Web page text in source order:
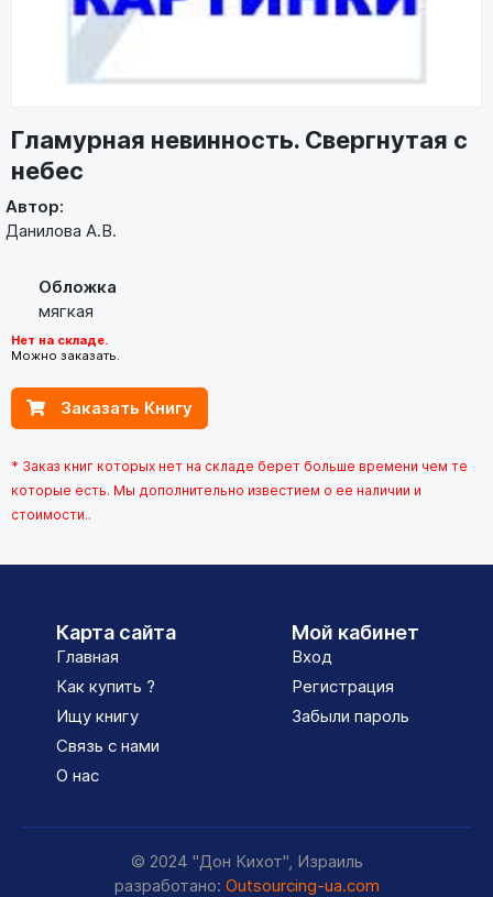
Гламурная невинность. Свергнутая с
небес
Автор:
Данилова А.В.
Обложка
мягкая
Нет на складе.
Можно заказать.
Заказать Книгу
* Заказ книг которых нет на складе берет больше времени чем те
которые есть. Мы дополнительно известием о ее наличии и
стоимости..
Карта сайта
Главная
Как купить ?
Ищу книгу
Связь с нами
О нас
Мой кабинет
Вход
Регистрация
Забыли пароль
© 2024 "Дон Кихот", Израиль
разработано: Outsourcing-ua.com